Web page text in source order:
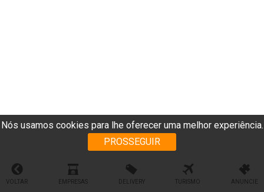
Nós usamos cookies para lhe oferecer uma melhor experiência.
PROSSEGUIR
VOLTAR EMPRESAS DELIVERY TURISMO ANUNCIE